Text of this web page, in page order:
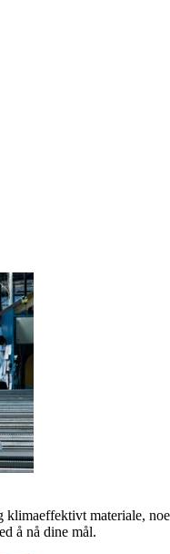
materiale,
å nå dine mål.